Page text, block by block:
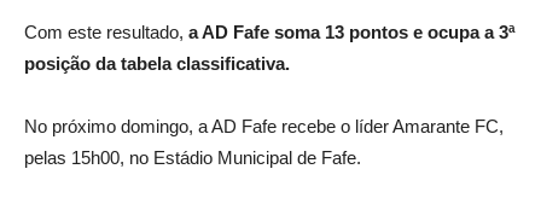
Com este resultado, a AD Fafe soma 13 pontos e ocupa a 3ª
posição da tabela classificativa.
No próximo domingo, a AD Fafe recebe o líder Amarante FC,
pelas 15h00, no Estádio Municipal de Fafe.